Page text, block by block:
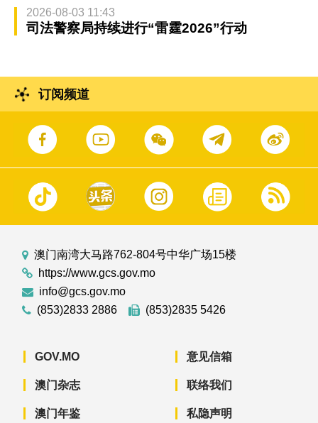
2026-08-03 11:43
司法警察局持续进行“雷霆2026”行动
订阅频道
澳门南湾大马路762-804号中华广场15楼
https://www.gcs.gov.mo
info@gcs.gov.mo
(853)2833 2886
(853)2835 5426
GOV.MO
澳门杂志
澳门年鉴
意见信箱
联络我们
私隐声明